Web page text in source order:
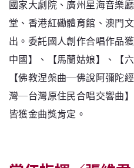
國家大劇院、廣州星海音樂
堂、香港紅磡體育館、澳門
出。委託國人創作合唱作品
中國】、【馬蘭姑娘】、【
【佛教涅槃曲─佛說阿彌陀
灣─台灣原住民合唱交響曲
皆獲金曲獎肯定。